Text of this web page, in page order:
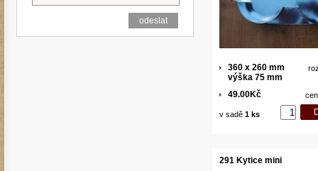
360 x 260 mm
výška 75 mm
49.00Kč
v sadě 1 ks
291 Kytice mini